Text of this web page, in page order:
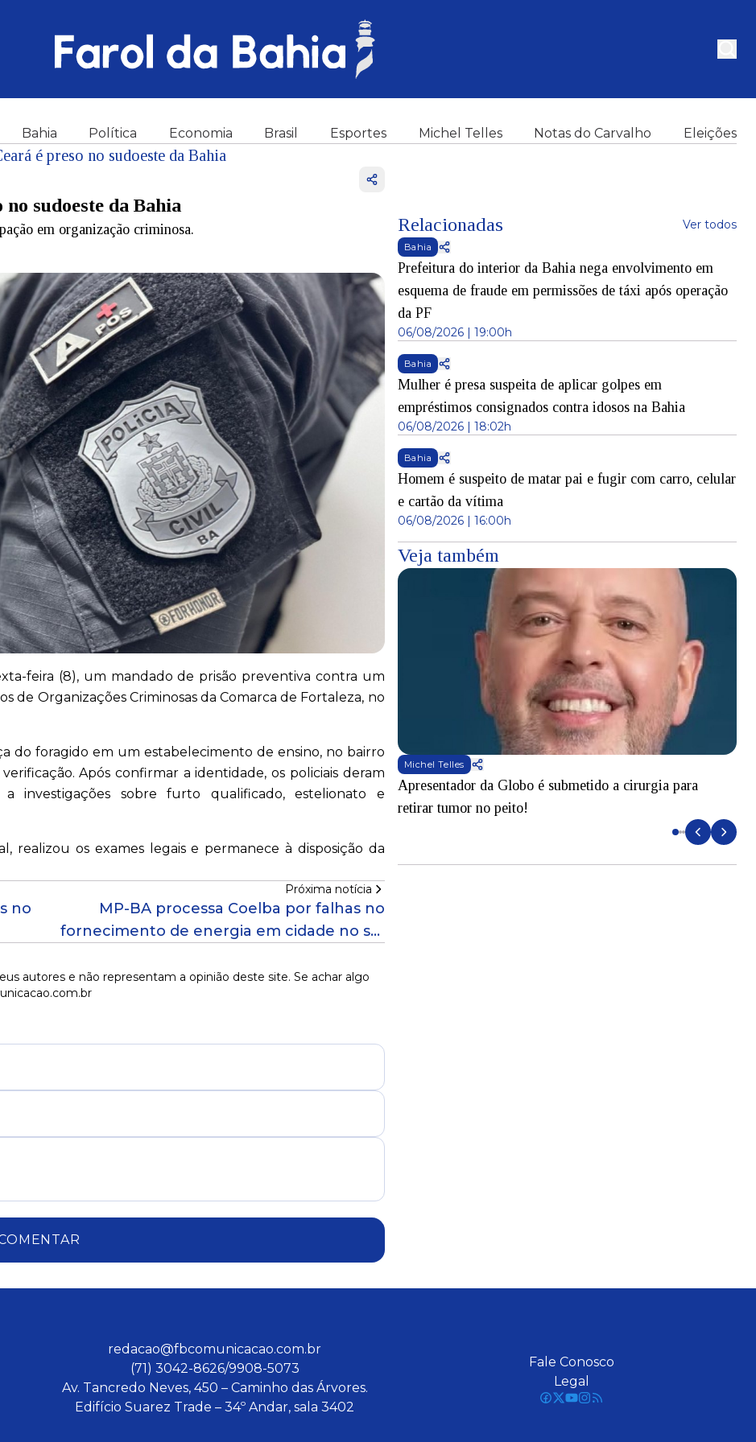
Bahia Política Economia Brasil Esportes Michel Telles Notas do Carvalho Eleições
é preso no sudoeste da Bahia
sudoeste da Bahia
em organização criminosa.
feira (8), um mandado de prisão preventiva contra um
de Organizações Criminosas da Comarca de Fortaleza, no
do foragido em um estabelecimento de ensino, no bairro
Após confirmar a identidade, os policiais deram
investigações sobre furto qualificado, estelionato e
realizou os exames legais e permanece à disposição da
no
Próxima notícia
MP-BA processa Coelba por falhas no
fornecimento de energia em cidade no sul
autores e não representam a opinião deste site. Se achar algo
Relacionadas Ver todos
Bahia
Prefeitura do interior da Bahia nega envolvimento em
esquema de fraude em permissões de táxi após operação
da PF
06/08/2026 | 19:00h
Bahia
Mulher é presa suspeita de aplicar golpes em
empréstimos consignados contra idosos na Bahia
06/08/2026 | 18:02h
Bahia
Homem é suspeito de matar pai e fugir com carro, celular
e cartão da vítima
06/08/2026 | 16:00h
Veja também
Michel Telles
Apresentador da Globo é submetido a cirurgia para
retirar tumor no peito!
redacao@fbcomunicacao.com.br
(71) 3042-8626/9908-5073
Av. Tancredo Neves, 450 – Caminho das Árvores.
Edifício Suarez Trade – 34º Andar, sala 3402
Fale Conosco
Legal